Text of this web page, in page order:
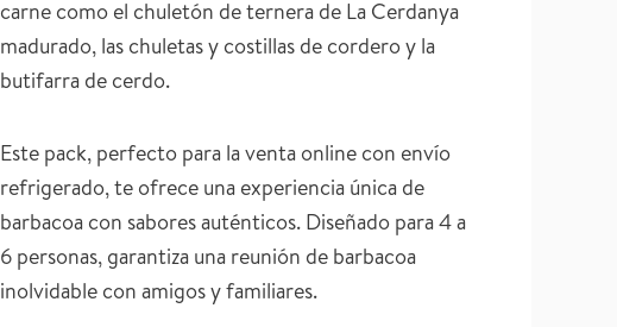
carne como el chuletón de ternera de La Cerdanya
madurado, las chuletas y costillas de cordero y la
butifarra de cerdo.
Este pack, perfecto para la venta online con envío
refrigerado, te ofrece una experiencia única de
barbacoa con sabores auténticos. Diseñado para 4 a
6 personas, garantiza una reunión de barbacoa
inolvidable con amigos y familiares.